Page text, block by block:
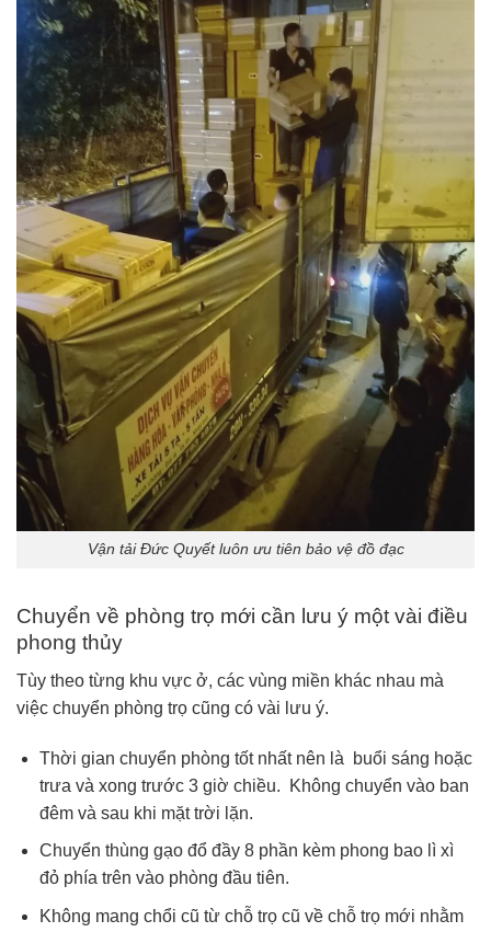
Vận tải Đức Quyết luôn ưu tiên bảo vệ đồ đạc
Chuyển về phòng trọ mới cần lưu ý một vài điều
phong thủy
Tùy theo từng khu vực ở, các vùng miền khác nhau mà
việc chuyển phòng trọ cũng có vài lưu ý.
Thời gian chuyển phòng tốt nhất nên là buổi sáng hoặc
trưa và xong trước 3 giờ chiều. Không chuyển vào ban
đêm và sau khi mặt trời lặn.
Chuyển thùng gạo đổ đầy 8 phần kèm phong bao lì xì
đỏ phía trên vào phòng đầu tiên.
Không mang chổi cũ từ chỗ trọ cũ về chỗ trọ mới nhằm